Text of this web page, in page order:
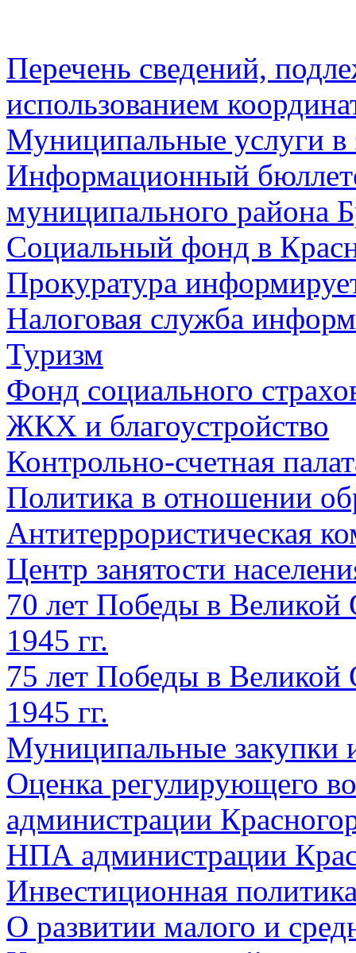
Перечень сведений,
использованием
Муниципальные услуги в
Информационный
муниципального района
Социальный фонд в
Прокуратура
Налоговая служба
Туризм
Фонд социального
ЖКХ и благоустройство
Контрольно-счетная
Политика в отношении
Антитеррористическая
Центр занятости
70 лет Победы в Великой
1945 гг.
75 лет Победы в Великой
1945 гг.
Муниципальные закупки
Оценка регулирующего
администрации
НПА администрации
Инвестиционная
О развитии малого и